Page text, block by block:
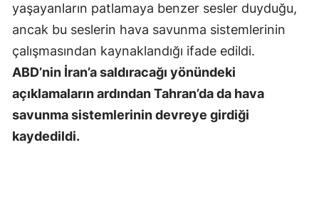
Tekirdağ
yaşayanların patlamaya benzer sesler duyduğu,
ancak bu seslerin hava savunma sistemlerinin
çalışmasından kaynaklandığı ifade edildi.
ABD’nin İran’a saldıracağı yönündeki
açıklamaların ardından Tahran’da da hava
savunma sistemlerinin devreye girdiği
kaydedildi.